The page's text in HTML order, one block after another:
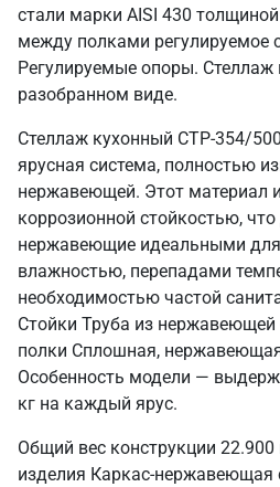
стали марки AISI 430
между полками регулируемое
Регулируемые опоры. Стеллаж
разобранном виде.
Стеллаж кухонный СТР-354/
ярусная система, полностью
нержавеющей. Этот материал
коррозионной стойкостью,
нержавеющие идеальными
влажностью, перепадами
необходимостью частой
Стойки Труба из нержавеющей
полки Сплошная,
Особенность модели —
кг на каждый ярус.
Общий вес конструкции 22.900
изделия Каркас-нержавеющая